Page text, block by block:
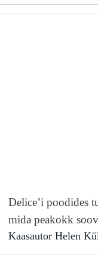
Delice’i poodides
mida peakokk
Kaasautor Helen
Delice Solarise ja